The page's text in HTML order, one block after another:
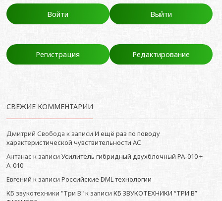
Войти Выйти
Регистрация Редактирование
СВЕЖИЕ КОММЕНТАРИИ
Дмитрий Свобода к записи И ещё раз по поводу
характеристической чувствительности АС
Антанас к записи Усилитель гибридный двухблочный РА-010 +
А-010
Евгений к записи Российские DML технологии
КБ звукотехники "Три В"к записи КБ ЗВУКОТЕХНИКИ “ТРИ В”